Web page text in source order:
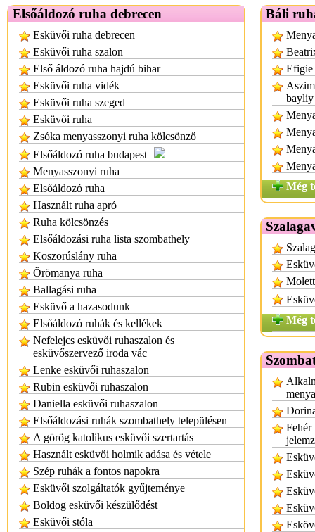
Elsőáldozó ruha debrecen
Esküvői ruha debrecen
Esküvői ruha szalon
Első áldozó ruha hajdú bihar
Esküvői ruha vidék
Esküvői ruha szeged
Esküvői ruha
Zsóka menyasszonyi ruha kölcsönző
Elsőáldozó ruha budapest
Menyasszonyi ruha
Elsőáldozó ruha
Használt ruha apró
Ruha kölcsönzés
Elsőáldozási ruha lista szombathely
Koszorúslány ruha
Örömanya ruha
Ballagási ruha
Esküvő a hazasodunk
Elsőáldozó ruhák és kellékek
Nefelejcs esküvői ruhaszalon és
esküvőszervező iroda vác
Lenke esküvői ruhaszalon
Rubin esküvői ruhaszalon
Daniella esküvői ruhaszalon
Elsőáldozási ruhák szombathely településen
A görög katolikus esküvői szertartás
Használt esküvői holmik adása és vétele
Szép ruhák a fontos napokra
Esküvői szolgáltatók gyűjteménye
Boldog esküvői készülődést
Esküvői stóla
Báli
Efigie
bayliy
Még
Még
Fehér